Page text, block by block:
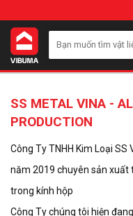
SS METAL VINA -
PRODUCTION
Công Ty TNHH Kim Loại
năm 2019 chuyên sản
trong kính hộp
Công Ty chúng tôi hiện